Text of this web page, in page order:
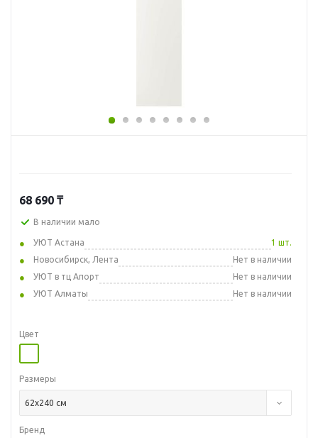
68 690 ₸
В наличии мало
УЮТ Астана
1 шт.
Новосибирск, Лента
Нет в наличии
УЮТ в тц Апорт
Нет в наличии
УЮТ Алматы
Нет в наличии
Цвет
Размеры
62x240 см
Бренд